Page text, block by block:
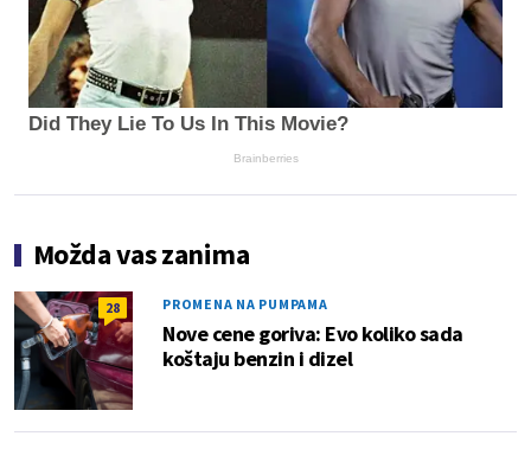
Did They Lie To Us In This Movie?
Brainberries
Možda vas zanima
28 PROMENA NA PUMPAMA
Nove cene goriva: Evo koliko sada
koštaju benzin i dizel